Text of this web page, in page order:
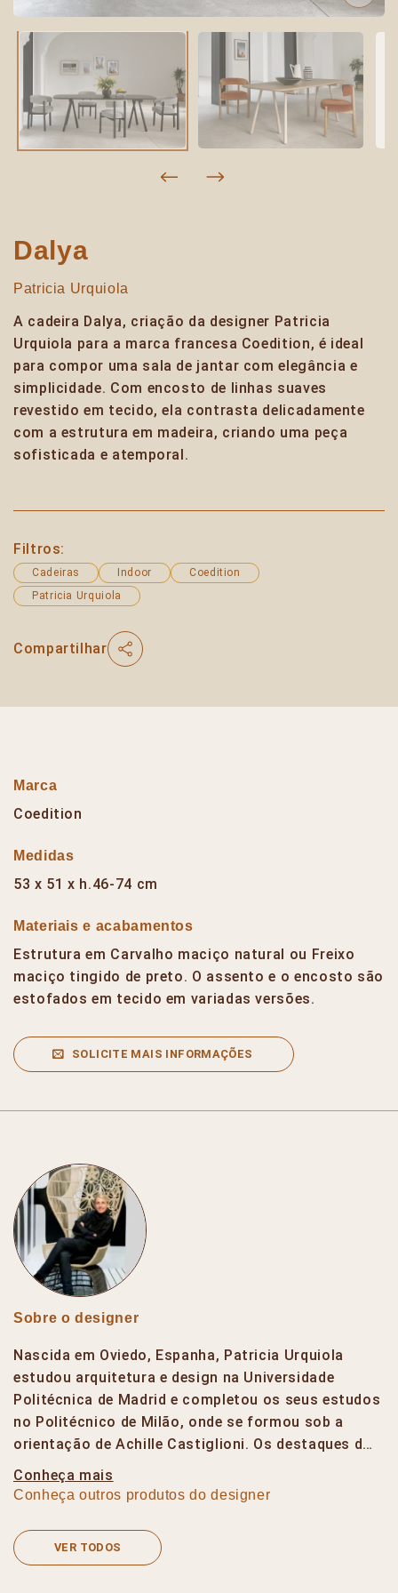
Dalya
Patricia Urquiola
A cadeira Dalya, criação da designer Patricia
Urquiola para a marca francesa Coedition, é ideal
para compor uma sala de jantar com elegância e
simplicidade. Com encosto de linhas suaves
revestido em tecido, ela contrasta delicadamente
com a estrutura em madeira, criando uma peça
sofisticada e atemporal.
Filtros:
Cadeiras Indoor
Coedition
Patricia Urquiola
Compartilhar
Marca
Coedition
Medidas
53 x 51 x h.46-74 cm
Materiais e acabamentos
Estrutura em Carvalho maciço natural ou Freixo
maciço tingido de preto. O assento e o encosto são
estofados em tecido em variadas versões.
SOLICITE MAIS INFORMAÇÕES
Sobre o designer
Nascida em Oviedo, Espanha, Patricia Urquiola
estudou arquitetura e design na Universidade
Politécnica de Madrid e completou os seus estudos
no Politécnico de Milão, onde se formou sob a
orientação de Achille Castiglioni. Os destaques d…
Conheça mais
Conheça outros produtos do designer
VER TODOS